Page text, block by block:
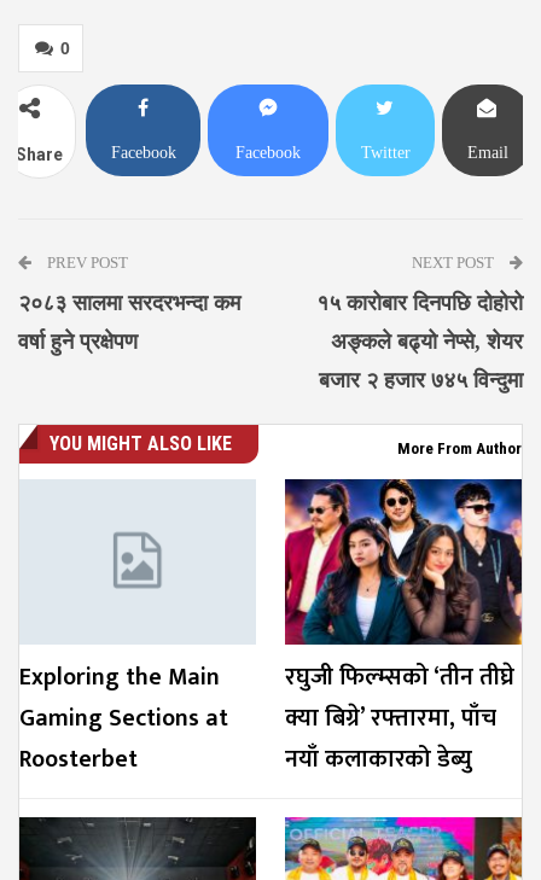
0
Share Facebook Facebook Twitter Email
PREV POST
२०८३ सालमा सरदरभन्दा कम
वर्षा हुने प्रक्षेपण
NEXT POST
१५ कारोबार दिनपछि दोहोरो
अङ्कले बढ्यो नेप्से, शेयर
बजार २ हजार ७४५ विन्दुमा
YOU MIGHT ALSO LIKE More From Author
Exploring the Main
Gaming Sections at
Roosterbet
रघुजी फिल्म्सको ‘तीन तीघ्रे
क्या बिग्रे’ रफ्तारमा, पाँच
नयाँ कलाकारको डेब्यु